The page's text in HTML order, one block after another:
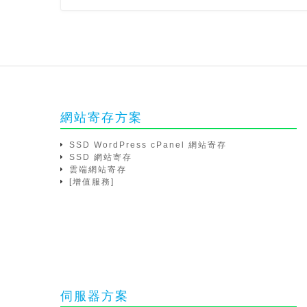
網站寄存方案
SSD WordPress cPanel 網站寄存
SSD 網站寄存
雲端網站寄存
[增值服務]
伺服器方案